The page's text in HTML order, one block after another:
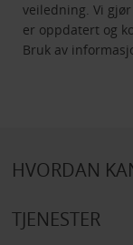
veiledning. Vi
er oppdatert og
Bruk av
HVORDAN
TJENESTER